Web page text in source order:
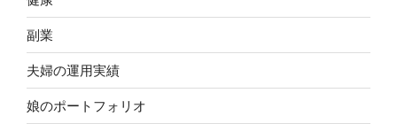
副業
夫婦の運用実績
娘のポートフォリオ